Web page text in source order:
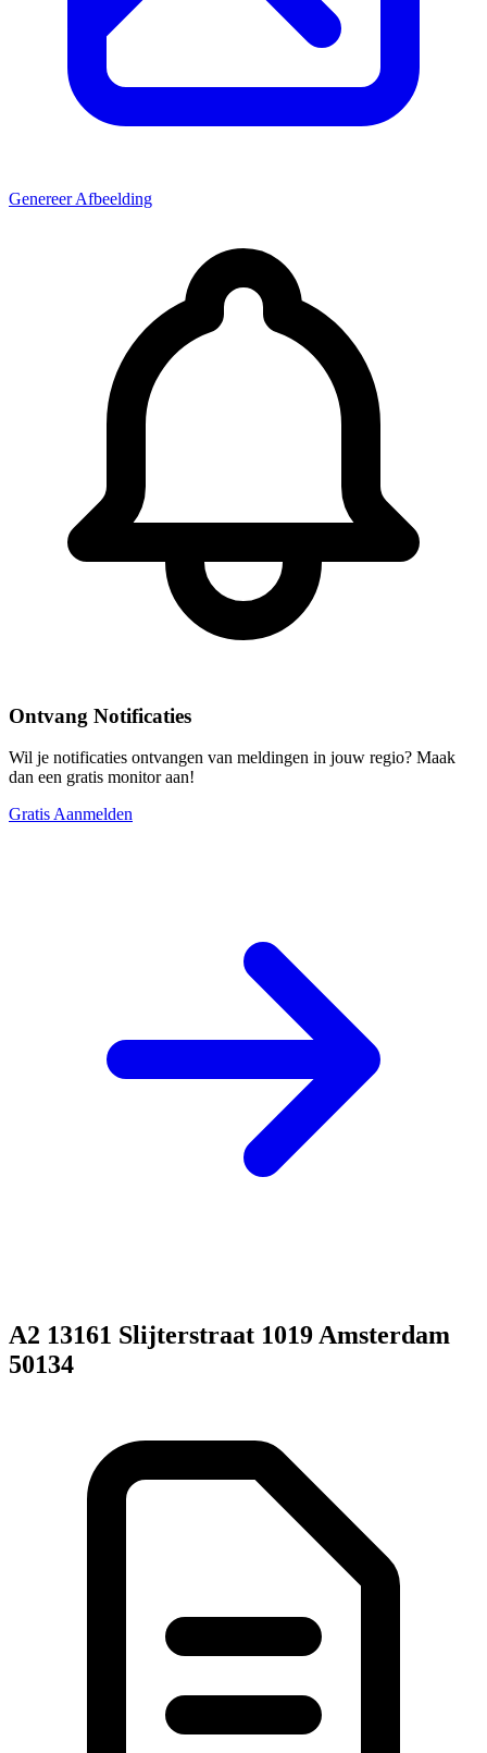
Genereer Afbeelding
Ontvang Notificaties
Wil je notificaties ontvangen van meldingen in jouw regio? Maak
dan een gratis monitor aan!
Gratis Aanmelden
A2 13161 Slijterstraat 1019 Amsterdam
50134